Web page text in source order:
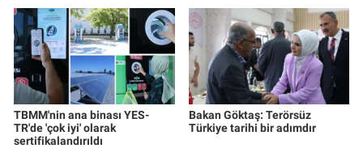
TBMM'nin ana binası YES-
TR'de 'çok iyi' olarak
sertifikalandırıldı
Bakan Göktaş: Terörsüz
Türkiye tarihi bir adımdır